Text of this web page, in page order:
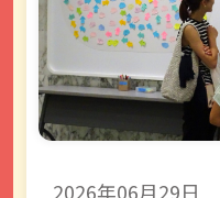
2026年06月29日